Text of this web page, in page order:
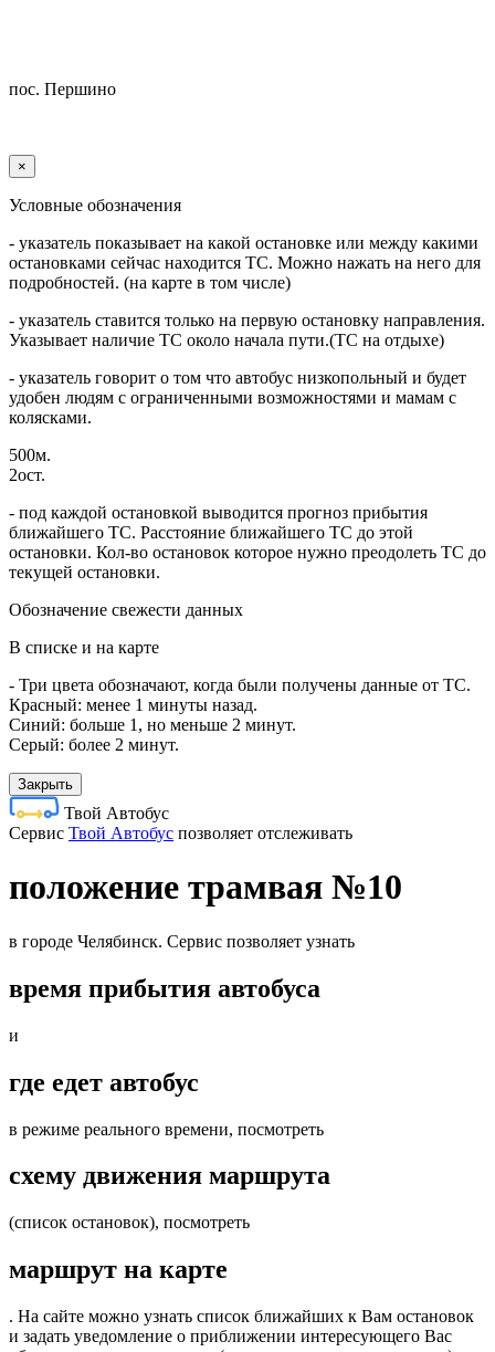
пос. Першино
×
Условные обозначения
- указатель показывает на какой остановке или между какими
остановками сейчас находится ТС. Можно нажать на него для
подробностей. (на карте в том числе)
- указатель ставится только на первую остановку направления.
Указывает наличие ТС около начала пути.(ТС на отдыхе)
- указатель говорит о том что автобус низкопольный и будет
удобен людям с ограниченными возможностями и мамам с
колясками.
500м.
2ост.
- под каждой остановкой выводится прогноз прибытия
ближайшего ТС. Расстояние ближайшего ТС до этой
остановки. Кол-во остановок которое нужно преодолеть ТС до
текущей остановки.
Обозначение свежести данных
В списке и на карте
- Три цвета обозначают, когда были получены данные от ТС.
Красный: менее 1 минуты назад.
Синий: больше 1, но меньше 2 минут.
Серый: более 2 минут.
Закрыть
Твой Автобус
Cервис Твой Автобус позволяет отслеживать
положение трамвая №10
в городе Челябинск. Сервис позволяет узнать
время прибытия автобуса
и
где едет автобус
в режиме реального времени, посмотреть
схему движения маршрута
(список остановок), посмотреть
маршрут на карте
. На сайте можно узнать список ближайших к Вам остановок
и задать уведомление о приближении интересующего Вас